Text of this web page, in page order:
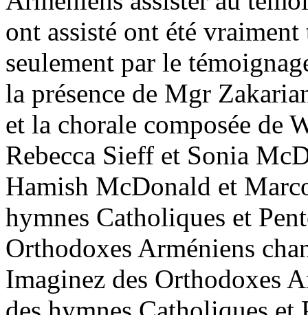
ont assisté ont été
seulement par le
la présence de Mgr
et la chorale composée de
Rebecca Sieff et Sonia
Hamish McDonald et
hymnes Catholiques et
Orthodoxes Arméniens
Imaginez des Orthodoxes